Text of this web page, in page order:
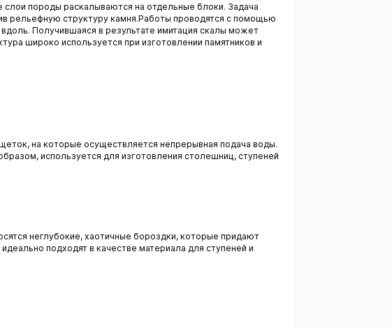
породы раскалываются на отдельные блоки. Задача
рельефную структуру камня.Работы проводятся с помощью
Получившаяся в результате имитация скалы может
широко используется при изготовлении памятников и
на которые осуществляется непрерывная подача воды.
используется для изготовления столешниц, ступеней
неглубокие, хаотичные бороздки, которые придают
подходят в качестве материала для ступеней и